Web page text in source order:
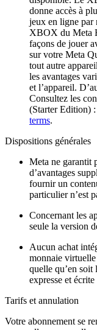
donne accès à
jeux en ligne par
XBOX du Meta
façons de jouer
sur votre Meta
tout autre
les avantages
et l’appareil.
Consultez les
(Starter Edition) :
terms.
Dispositions générales
Meta ne garantit
d’avantages
fournir un
particulier n’est
Concernant les
seule la version
Aucun achat
monnaie
quelle qu’en soit
expresse et
Tarifs et annulation
Votre abonnement se